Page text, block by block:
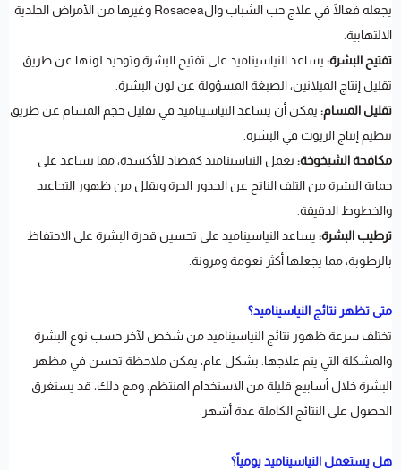
يجعله فعالًا في علاج حب الشباب والRosacea وغيرها من الأمراض الجلدية
الالتهابية.
تفتيح البشرة: يساعد النياسيناميد على تفتيح البشرة وتوحيد لونها عن طريق
تقليل إنتاج الميلانين، الصبغة المسؤولة عن لون البشرة.
تقليل المسام: يمكن أن يساعد النياسيناميد في تقليل حجم المسام عن طريق
تنظيم إنتاج الزيوت في البشرة.
مكافحة الشيخوخة: يعمل النياسيناميد كمضاد للأكسدة، مما يساعد على
حماية البشرة من التلف الناتج عن الجذور الحرة ويقلل من ظهور التجاعيد
والخطوط الدقيقة.
ترطيب البشرة: يساعد النياسيناميد على تحسين قدرة البشرة على الاحتفاظ
بالرطوبة، مما يجعلها أكثر نعومة ومرونة.
متى تظهر نتائج النياسيناميد؟
تختلف سرعة ظهور نتائج النياسيناميد من شخص لآخر حسب نوع البشرة
والمشكلة التي يتم علاجها. بشكل عام، يمكن ملاحظة تحسن في مظهر
البشرة خلال أسابيع قليلة من الاستخدام المنتظم. ومع ذلك، قد يستغرق
الحصول على النتائج الكاملة عدة أشهر.
هل يستعمل النياسيناميد يومياً؟